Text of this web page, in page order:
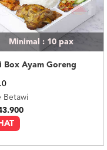
Minimal : 10pax
Box Ayam Goreng
Betawi